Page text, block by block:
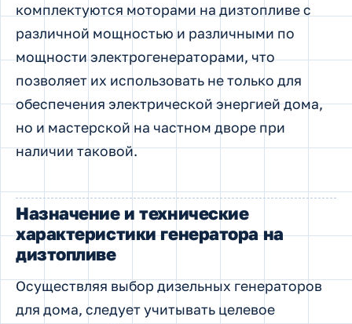
комплектуются моторами на дизтопливе с
различной мощностью и различными по
мощности электрогенераторами, что
позволяет их использовать не только для
обеспечения электрической энергией дома,
но и мастерской на частном дворе при
наличии таковой.
Назначение и технические
характеристики генератора на
дизтопливе
Осуществляя выбор дизельных генераторов
для дома, следует учитывать целевое